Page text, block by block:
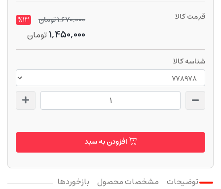
قیمت کالا
1,670,000تومان %13
1,450,000تومان
شناسه کالا
افزودن به سبد
توضیحات مشخصات محصول بازخوردها